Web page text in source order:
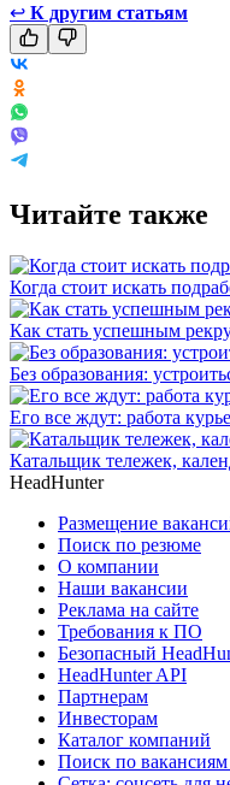
↩ К другим статьям
Читайте также
Когда стоит искать
Как стать успешным
Без образования:
Его все ждут: работа
Катальщик тележек,
HeadHunter
Размещение
Поиск по резюме
О компании
Наши вакансии
Реклама на сайте
Требования к ПО
Безопасный
HeadHunter API
Партнерам
Инвесторам
Каталог компаний
Поиск по